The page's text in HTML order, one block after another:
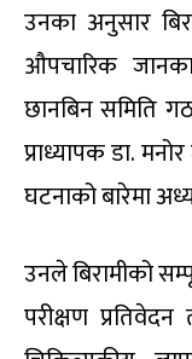
उनका अनुसार
औपचारिक
छानबिन समिति
प्राध्यापक डा.
घटनाको बारेमा
उनले बिरामीको
परीक्षण प्रतिवेदन